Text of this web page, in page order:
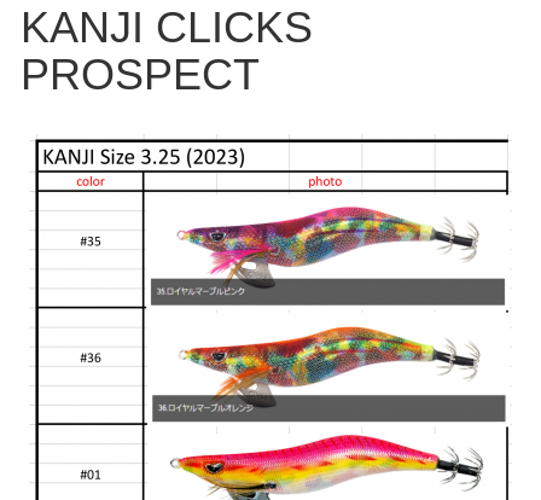
KANJI CLICKS
PROSPECT